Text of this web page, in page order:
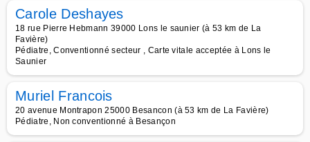
Carole Deshayes
18 rue Pierre Hebmann 39000 Lons le saunier (à 53 km de La
Favière)
Pédiatre, Conventionné secteur , Carte vitale acceptée à Lons le
Saunier
Muriel Francois
20 avenue Montrapon 25000 Besancon (à 53 km de La Favière)
Pédiatre, Non conventionné à Besançon